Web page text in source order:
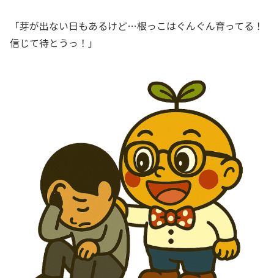
「芽が出ない日もあるけど…根っこはぐんぐん育ってる！
信じて待とうっ！」